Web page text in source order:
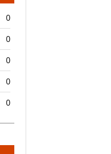
0
0
0
0
0